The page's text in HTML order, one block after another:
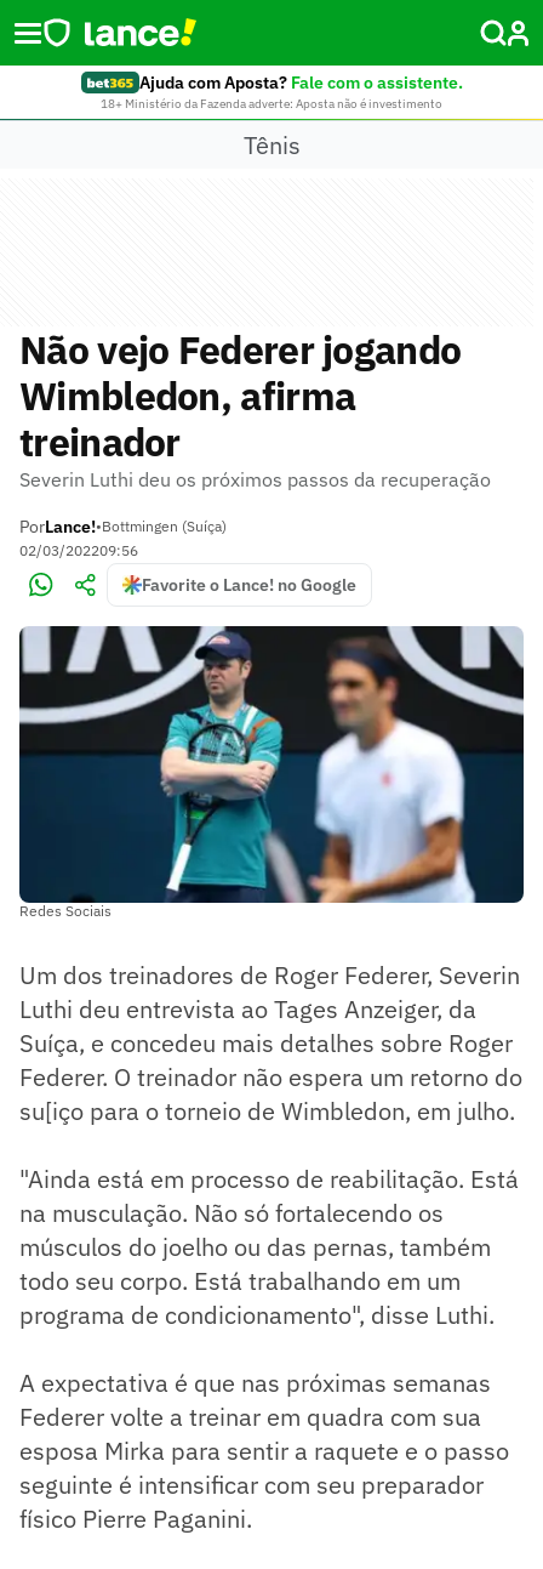
Ajuda com Aposta? Fale com o assistente.
18+ Ministério da Fazenda adverte: Aposta não é investimento
Tênis
Não vejo Federer jogando
Wimbledon, afirma
treinador
Severin Luthi deu os próximos passos da recuperação
PorLance!•Bottmingen (Suíça)
02/03/202209:56
Favorite o Lance! no Google
Redes Sociais
Um dos treinadores de Roger Federer, Severin
Luthi deu entrevista ao Tages Anzeiger, da
Suíça, e concedeu mais detalhes sobre Roger
Federer. O treinador não espera um retorno do
su[iço para o torneio de Wimbledon, em julho.
"Ainda está em processo de reabilitação. Está
na musculação. Não só fortalecendo os
músculos do joelho ou das pernas, também
todo seu corpo. Está trabalhando em um
programa de condicionamento", disse Luthi.
A expectativa é que nas próximas semanas
Federer volte a treinar em quadra com sua
esposa Mirka para sentir a raquete e o passo
seguinte é intensificar com seu preparador
físico Pierre Paganini.